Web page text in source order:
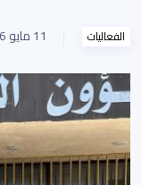
الفعاليات 11 مايو 2026